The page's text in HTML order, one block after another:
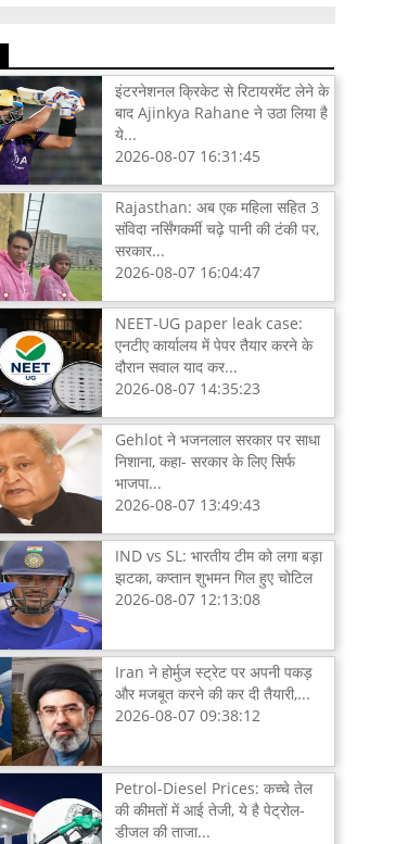
इंटरनेशनल क्रिकेट से रिटायरमेंट लेने के
बाद Ajinkya Rahane ने उठा लिया है
ये...
2026-08-07 16:31:45
Rajasthan: अब एक महिला सहित 3
संविदा नर्सिंगकर्मी चढ़े पानी की टंकी पर,
सरकार...
2026-08-07 16:04:47
NEET-UG paper leak case:
एनटीए कार्यालय में पेपर तैयार करने के
दौरान सवाल याद कर...
2026-08-07 14:35:23
Gehlot ने भजनलाल सरकार पर साधा
निशाना, कहा- सरकार के लिए सिर्फ
भाजपा...
2026-08-07 13:49:43
IND vs SL: भारतीय टीम को लगा बड़ा
झटका, कप्तान शुभमन गिल हुए चोटिल
2026-08-07 12:13:08
Iran ने होर्मुज स्ट्रेट पर अपनी पकड़
और मजबूत करने की कर दी तैयारी,...
2026-08-07 09:38:12
Petrol-Diesel Prices: कच्चे तेल
की कीमतों में आई तेजी, ये है पेट्रोल-
डीजल की ताजा...